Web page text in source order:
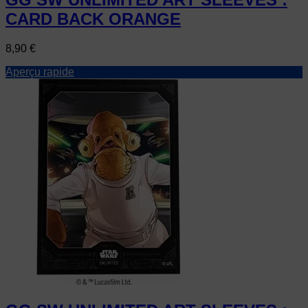
CARD BACK ORANGE
Prix
8,90 €
Aperçu rapide